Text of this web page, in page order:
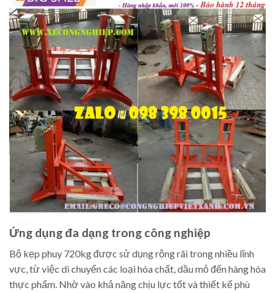
Ứng dụng đa dạng trong công nghiệp
Bộ kẹp phuy 720kg được sử dụng rộng rãi trong nhiều lĩnh
vực, từ việc di chuyển các loại hóa chất, dầu mỏ đến hàng hóa
thực phẩm. Nhờ vào khả năng chịu lực tốt và thiết kế phù